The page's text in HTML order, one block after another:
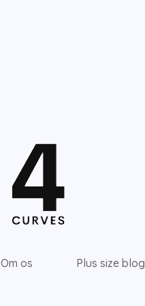
Om os Plus size blog